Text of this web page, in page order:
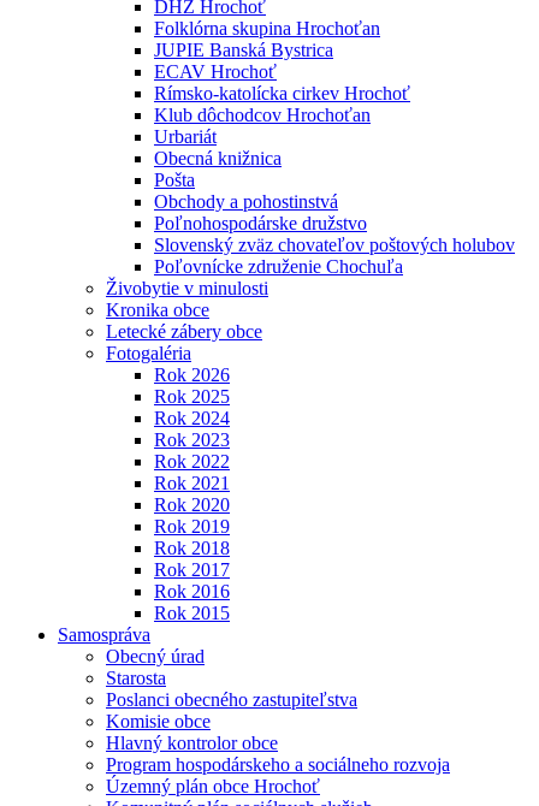
DHZ Hrochoť
Folklórna skupina Hrochoťan
JUPIE Banská Bystrica
ECAV Hrochoť
Rímsko-katolícka cirkev Hrochoť
Klub dôchodcov Hrochoťan
Urbariát
Obecná knižnica
Pošta
Obchody a pohostinstvá
Poľnohospodárske družstvo
Slovenský zväz chovateľov poštových holubov
Poľovnícke združenie Chochuľa
Živobytie v minulosti
Kronika obce
Letecké zábery obce
Fotogaléria
Rok 2026
Rok 2025
Rok 2024
Rok 2023
Rok 2022
Rok 2021
Rok 2020
Rok 2019
Rok 2018
Rok 2017
Rok 2016
Rok 2015
Samospráva
Obecný úrad
Starosta
Poslanci obecného zastupiteľstva
Komisie obce
Hlavný kontrolor obce
Program hospodárskeho a sociálneho rozvoja
Územný plán obce Hrochoť